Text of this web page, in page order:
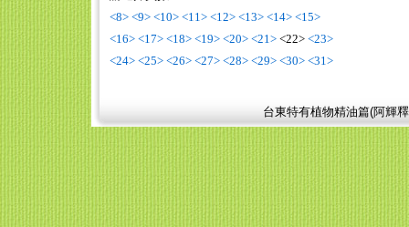
<8> <9> <10> <11> <12> <13> <14> <15>
<16> <17> <18> <19> <20> <21> <22> <23>
<24> <25> <26> <27> <28> <29> <30> <31>
台東特有植物精油篇(阿